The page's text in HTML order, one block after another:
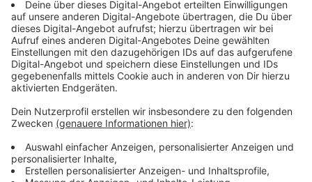
Anzeige
Fußgänger waren noch am meisten zufrieden
Anzeige
Im Vergleich zum letzten ADAC-Mobilitätsmonitor ist
Zufriedenheit in den meisten Städten spürbar
zurückgegangen. Wer motorisiert unterwegs war,